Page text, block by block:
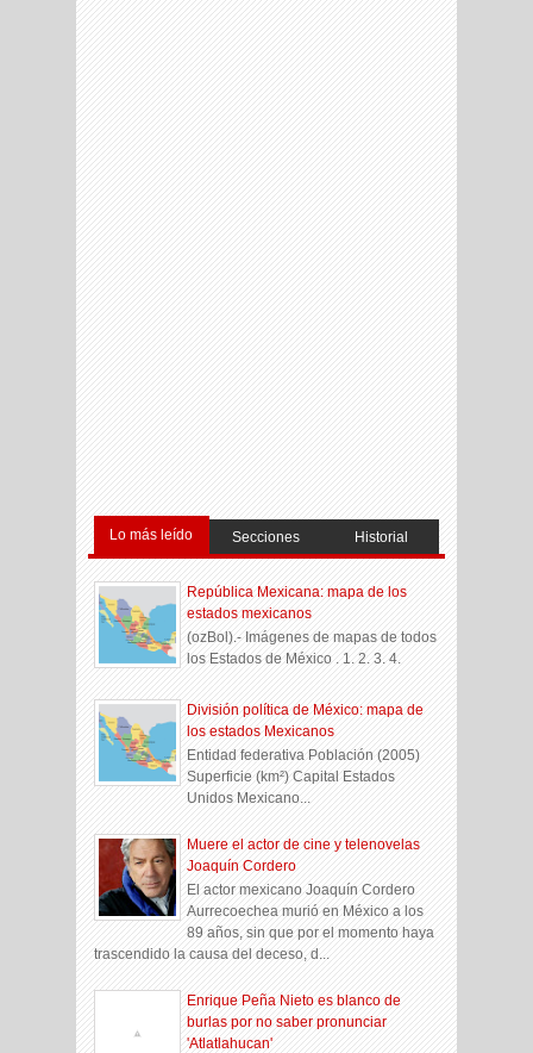
Lo más leído Secciones Historial
República Mexicana: mapa de los
estados mexicanos
(ozBol).- Imágenes de mapas de todos
los Estados de México . 1. 2. 3. 4.
División política de México: mapa de
los estados Mexicanos
Entidad federativa Población (2005)
Superficie (km²) Capital Estados
Unidos Mexicano...
Muere el actor de cine y telenovelas
Joaquín Cordero
El actor mexicano Joaquín Cordero
Aurrecoechea murió en México a los
89 años, sin que por el momento haya
trascendido la causa del deceso, d...
Enrique Peña Nieto es blanco de
burlas por no saber pronunciar
'Atlatlahucan'